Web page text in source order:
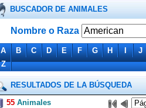
BUSCADOR DE ANIMALES
Nombre o Raza
A B C D E F G H I J
Z
RESULTADOS DE LA BÚSQUEDA
55Animales